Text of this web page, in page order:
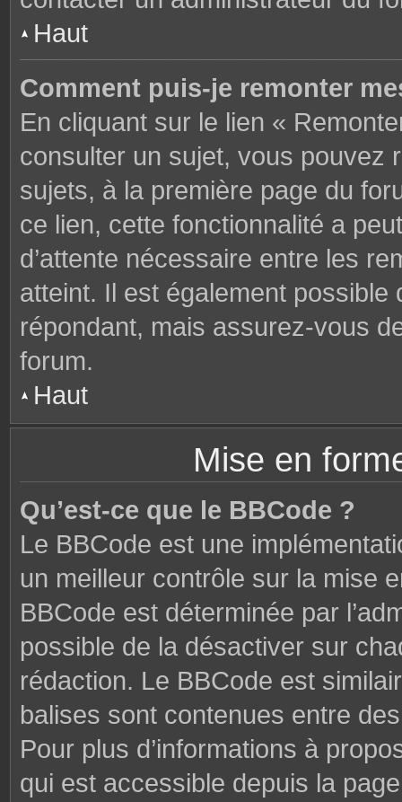
Haut
Comment puis-je remonter
En cliquant sur le lien «
consulter un sujet, vous pouvez
sujets, à la première page du
ce lien, cette fonctionnalité a
d’attente nécessaire entre les
atteint. Il est également
répondant, mais assurez-vous
forum.
Haut
Mise en
Qu’est-ce que le BBCode ?
Le BBCode est une
un meilleur contrôle sur la mise
BBCode est déterminée par
possible de la désactiver sur
rédaction. Le BBCode est
balises sont contenues entre
Pour plus d’informations à
qui est accessible depuis la